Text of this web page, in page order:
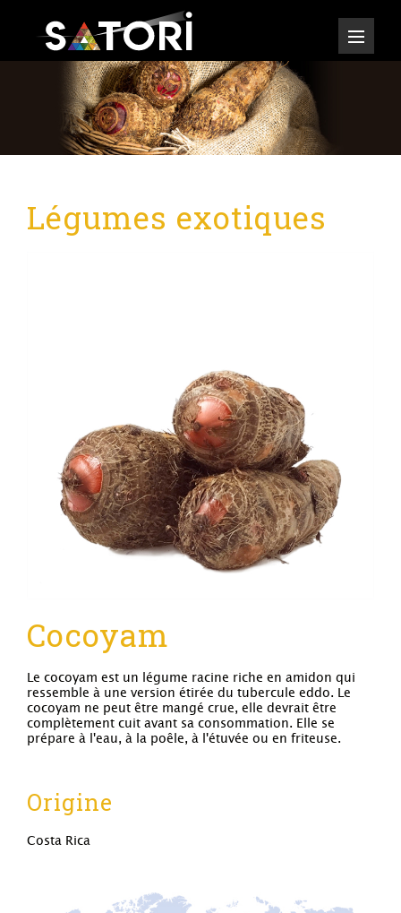
Légumes exotiques
Cocoyam
Le cocoyam est un légume racine riche en amidon qui
ressemble à une version étirée du tubercule eddo. Le
cocoyam ne peut être mangé crue, elle devrait être
complètement cuit avant sa consommation. Elle se
prépare à l'eau, à la poêle, à l'étuvée ou en friteuse.
Origine
Costa Rica